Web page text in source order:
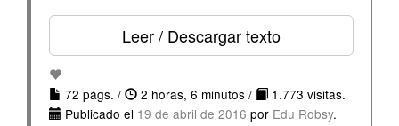
Leer / Descargar texto
72 págs. / 2 horas, 6 minutos /
1.773 visitas.
Publicado el 19 de abril de 2016 por Edu Robsy.